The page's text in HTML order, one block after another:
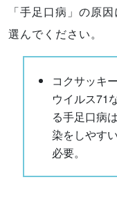
「手足口病」の原
選んでください。
コクサッキ
ウイルス71
る手足口病
染をしやす
必要。